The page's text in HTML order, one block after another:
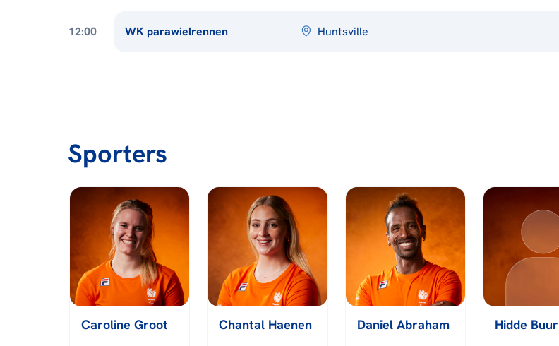
12:00 WK parawielrennen Huntsville
Sporters
Caroline Groot Chantal Haenen Daniel Abraham Hidde Buur